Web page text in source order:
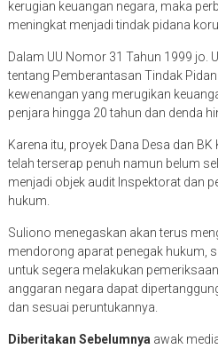
kerugian keuangan negara, maka
meningkat menjadi tindak pidana
Dalam UU Nomor 31 Tahun 1999 jo.
tentang Pemberantasan Tindak
kewenangan yang merugikan
penjara hingga 20 tahun dan denda
Karena itu, proyek Dana Desa dan
telah terserap penuh namun belum
menjadi objek audit Inspektorat dan
hukum.
Suliono menegaskan akan terus
mendorong aparat penegak hukum,
untuk segera melakukan
anggaran negara dapat
dan sesuai peruntukannya.
Diberitakan Sebelumnya awak